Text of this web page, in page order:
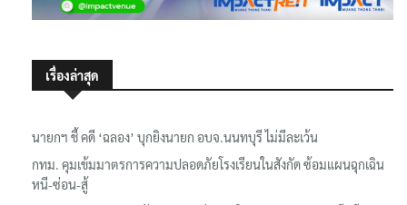
เรื่องล่าสุด
นายกฯ ชี้ คดี ‘ฉลอง’ บุกยิงนายก อบจ.นนทบุรี ไม่มีละเว้น
กทม. คุมเข้มมาตรการความปลอดภัยโรงเรียนในสังกัด ซ้อมแผนฉุกเฉิน
หนี-ซ่อน-สู้